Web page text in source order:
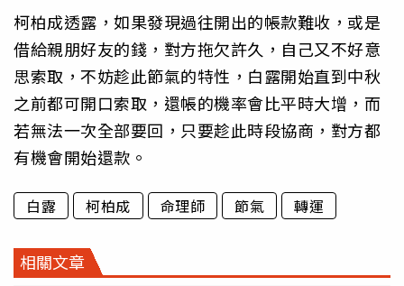
柯柏成透露，如果發現過往開出的帳款難收，或是
借給親朋好友的錢，對方拖欠許久，自己又不好意
思索取，不妨趁此節氣的特性，白露開始直到中秋
之前都可開口索取，還帳的機率會比平時大增，而
若無法一次全部要回，只要趁此時段協商，對方都
有機會開始還款。
白露 柯柏成 命理師 節氣 轉運
相關文章